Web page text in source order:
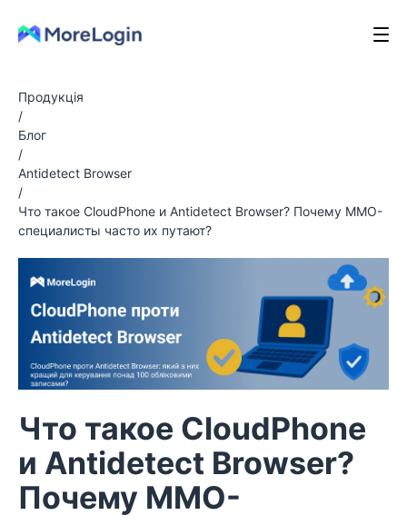
Продукція
/
Блог
/
Antidetect Browser
/
Что такое CloudPhone и Antidetect Browser? Почему MMO-
специалисты часто их путают?
Что такое CloudPhone
и Antidetect Browser?
Почему MMO-